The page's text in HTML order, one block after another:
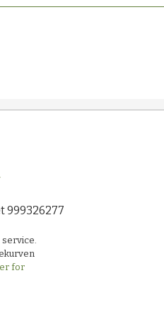
999326277
service.
for